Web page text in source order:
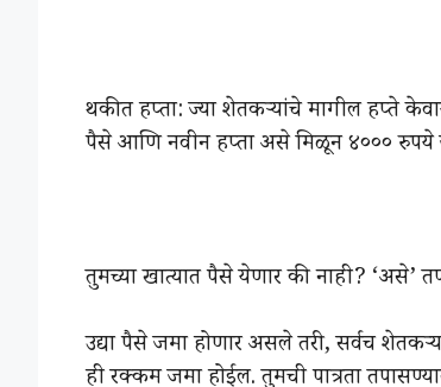
थकीत हप्ता: ज्या शेतकऱ्यांचे मागील हप्ते
पैसे आणि नवीन हप्ता असे मिळून ४०००
तुमच्या खात्यात पैसे येणार की नाही? ‘असे’
उद्या पैसे जमा होणार असले तरी, सर्वच